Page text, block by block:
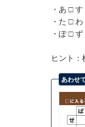
・あ □
・た □
・ぽ □
ヒント
あわせ